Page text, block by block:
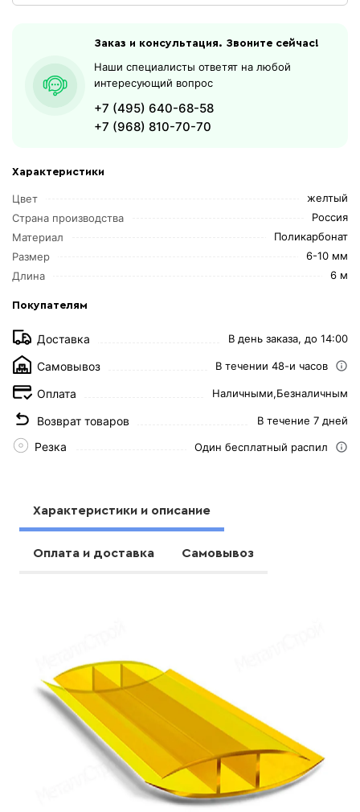
Характеристики
Цвет
желтый
Страна производства
Россия
Материал
Поликарбонат
Размер
6-10 мм
Длина
6 м
Покупателям
Доставка В день заказа, до 14:00
Самовывоз В течении 48-и часов
Оплата Наличными,Безналичным
Возврат товаров В течение 7 дней
Резка Один бесплатный распил
Заказ и консультация. Звоните сейчас!
Наши специалисты ответят на любой
интересующий вопрос
+7 (495) 640-68-58
+7 (968) 810-70-70
Характеристики и описание
Оплата и доставка Самовывоз